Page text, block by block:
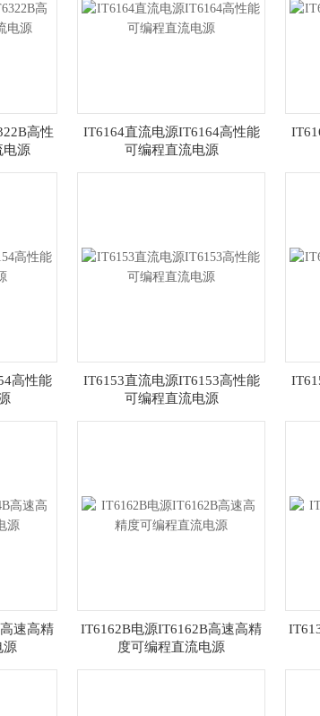
高性
电源
IT6164直流电源IT6164高性能
可编程直流电源
高性能
IT6153直流电源IT6153高性能
可编程直流电源
速高精
源
IT6162B电源IT6162B高速高精
度可编程直流电源